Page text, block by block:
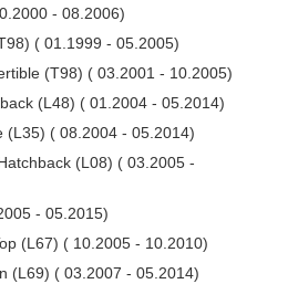
- 08.2006)
( 01.1999 - 05.2005)
(T98) ( 03.2001 - 10.2005)
(L48) ( 01.2004 - 05.2014)
(L35) ( 08.2004 - 05.2014)
(L08) ( 03.2005 -
- 05.2015)
(L67) ( 10.2005 - 10.2010)
(L69) ( 03.2007 - 05.2014)